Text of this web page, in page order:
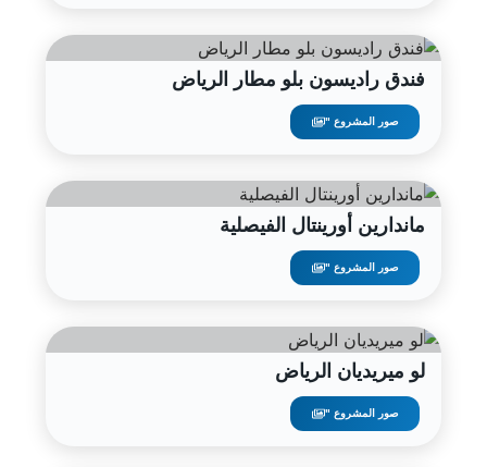
فندق راديسون بلو مطار الرياض
صور المشروع "
ماندارين أورينتال الفيصلية
صور المشروع "
لو ميريديان الرياض
صور المشروع "